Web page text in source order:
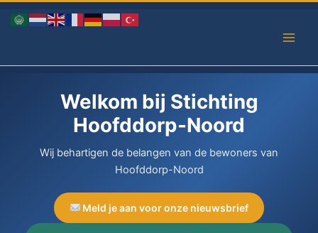
naar
Welkom bij Stichting
Hoofddorp-Noord
Wij behartigen de belangen van de bewoners van
Hoofddorp-Noord
Meld je aan voor onze nieuwsbrief